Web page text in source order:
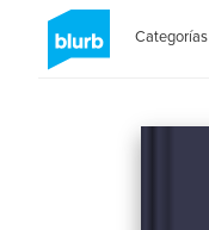
Categorías